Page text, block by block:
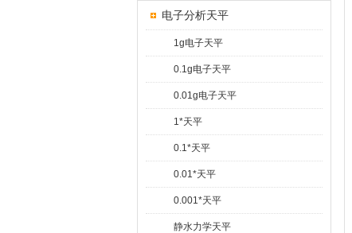
电子分析天平
1g电子天平
0.1g电子天平
0.01g电子天平
1*天平
0.1*天平
0.01*天平
0.001*天平
静水力学天平